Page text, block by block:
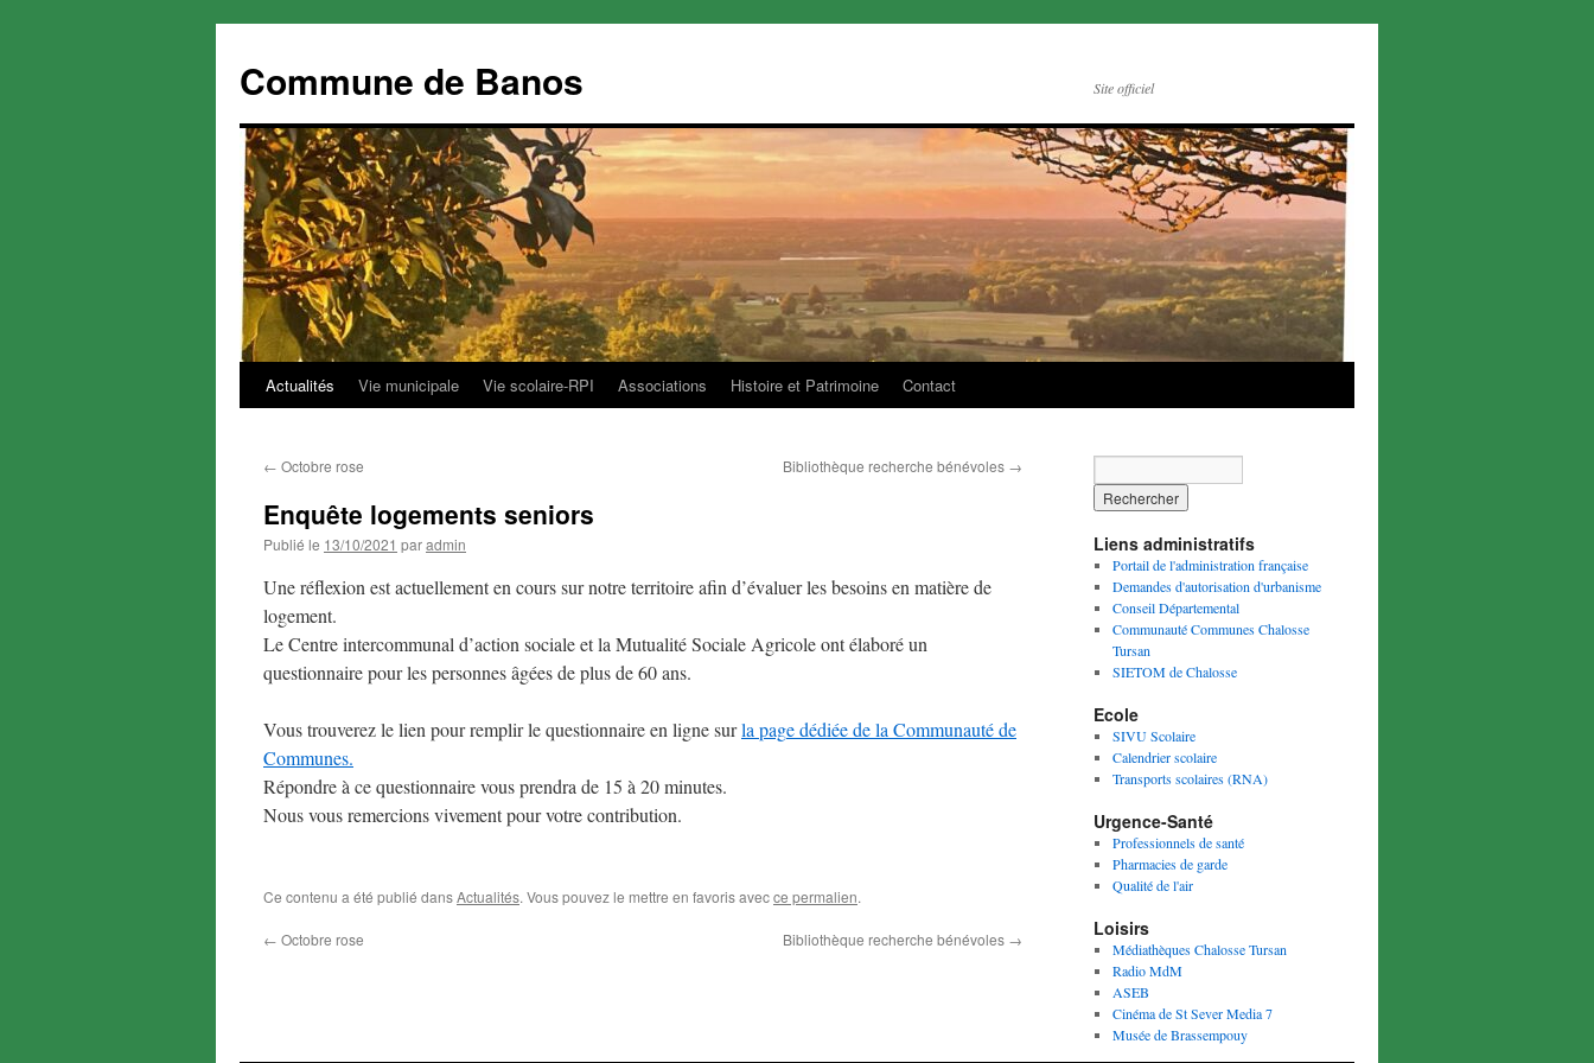
Commune de Banos Site officiel
Aller
contenu
Actualités Vie municipale Vie scolaire-RPI Associations Histoire et Patrimoine Contact
← Octobre rose Bibliothèque recherche bénévoles →
Enquête logements seniors
Publié le 13/10/2021 paradmin
Une réflexion est actuellement en cours sur notre territoire afin d’évaluer les besoins en matière de
logement.
Le Centre intercommunal d’action sociale et la Mutualité Sociale Agricole ont élaboré un
questionnaire pour les personnes âgées de plus de 60 ans.
Vous trouverez le lien pour remplir le questionnaire en ligne surla pagedédiée de la Communauté de
Communes.
Répondre à ce questionnaire vous prendra de 15 à 20 minutes.
Nous vous remercions vivement pour votre contribution.
Ce contenu a été publié dansActualités. Vous pouvez le mettre en favoris avecce permalien.
← Octobre rose Bibliothèque recherche bénévoles →
Liens administratifs
Portail de l'administration française
Demandes d'autorisation d'urbanisme
Conseil Départemental
Communauté Communes Chalosse
Tursan
SIETOM de Chalosse
Ecole
SIVU Scolaire
Calendrier scolaire
Transports scolaires (RNA)
Urgence-Santé
Professionnels de santé
Pharmacies de garde
Qualité de l'air
Loisirs
Médiathèques Chalosse Tursan
Radio MdM
ASEB
Cinéma de St Sever Media 7
Musée de Brassempouy